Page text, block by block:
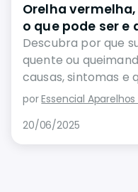
Orelha
o que pode ser
Descubra por que
quente ou
causas, sintomas e
médico.
porEssencial
20/06/2025